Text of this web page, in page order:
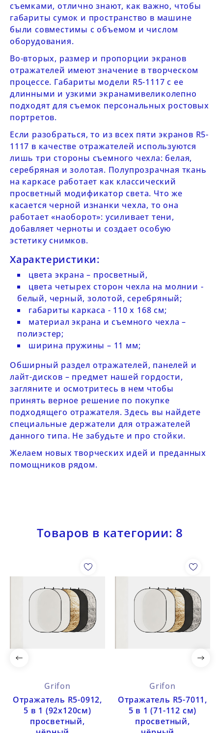
съемками, отлично знают, как важно, чтобы
габариты сумок и пространство в машине
были совместимы с объемом и числом
оборудования.
Во-вторых, размер и пропорции экранов
отражателей имеют значение в творческом
процессе. Габариты модели R5-1117с ее
длинными и узкими экранамивеликолепно
подходят для съемок персональных ростовых
портретов.
Если разобраться, то из всех пяти экранов R5-
1117 в качестве отражателей используются
лишь три стороны съемного чехла: белая,
серебряная и золотая. Полупрозрачная ткань
на каркасе работает как классический
просветный модификатор света. Что же
касается черной изнанки чехла, то она
работает «наоборот»: усиливает тени,
добавляет черноты и создает особую
эстетику снимков.
Характеристики:
цвета экрана – просветный,
цвета четырех сторон чехла на молнии -
белый, черный, золотой, серебряный;
габариты каркаса - 110 х 168 см;
материал экрана и съемного чехла –
полиэстер;
ширина пружины – 11 мм;
Обширный раздел отражателей, панелей и
лайт-дисков – предмет нашей гордости,
загляните и осмотритесь в нем чтобы
принять верное решение по покупке
подходящего отражателя.Здесь вы найдете
специальные держатели для отражателей
данного типа. Не забудьте и про стойки.
Желаем новых творческих идей и преданных
помощников рядом.
Товаров в категории: 8
Grifon
Отражатель R5-0912,
5 в 1 (92x120см)
просветный,
Grifon
Отражатель R5-7011,
5 в 1 (71-112 см)
просветный,